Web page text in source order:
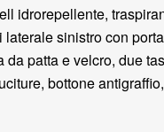
idrorepellente,
sinistro con
patta e velcro, due
bottone